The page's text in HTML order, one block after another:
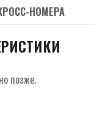
НОМЕРА
позже.